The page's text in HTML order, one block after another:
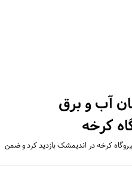
آب و برق
کرخه
کرخه در اندیمشک بازدید کرد و ضمن